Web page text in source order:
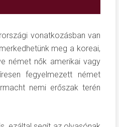
vonatkozásban van
meg a koreai,
német nők amerikai vagy
fegyelmezett német
nemi erőszak terén